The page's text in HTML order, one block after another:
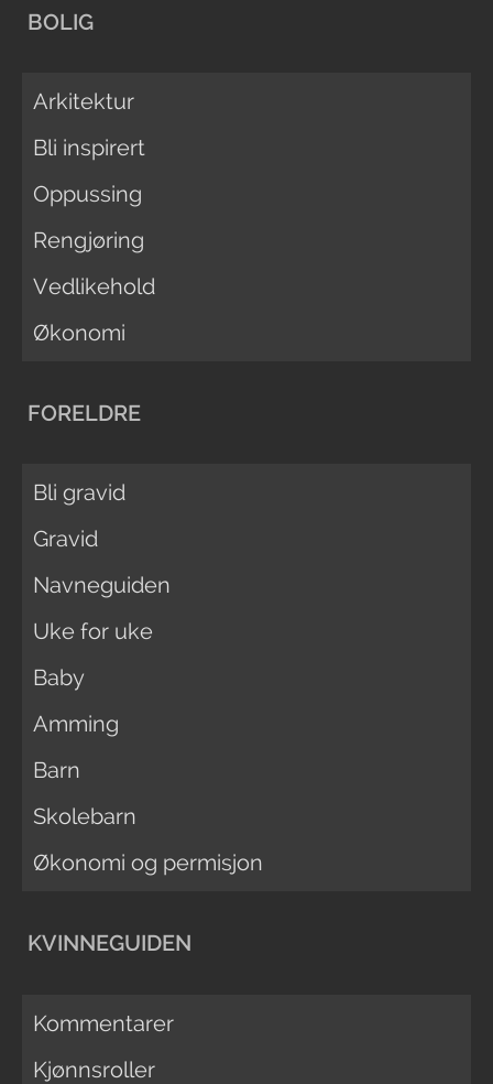
BOLIG
Arkitektur
Bli inspirert
Oppussing
Rengjøring
Vedlikehold
Økonomi
FORELDRE
Bli gravid
Gravid
Navneguiden
Uke for uke
Baby
Amming
Barn
Skolebarn
Økonomi og permisjon
KVINNEGUIDEN
Kommentarer
Kjønnsroller